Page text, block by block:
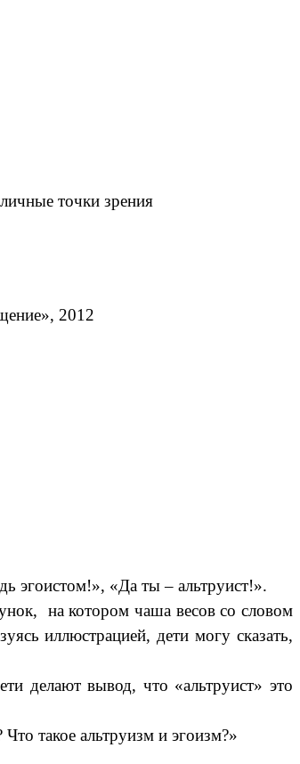
точки зрения
2012
эгоистом!», «Да ты – альтруист!».
на котором чаша весов со словом
иллюстрацией, дети могу сказать,
делают вывод, что «альтруист» это
такое альтруизм и эгоизм?»